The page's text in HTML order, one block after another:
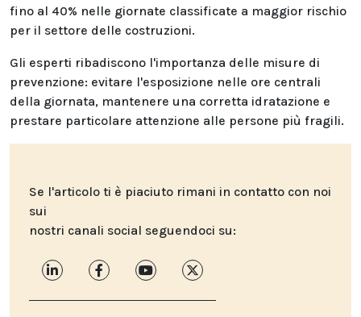
fino al 40% nelle giornate classificate a maggior rischio
per il settore delle costruzioni.
Gli esperti ribadiscono l'importanza delle misure di
prevenzione: evitare l'esposizione nelle ore centrali
della giornata, mantenere una corretta idratazione e
prestare particolare attenzione alle persone più fragili.
Se l'articolo ti è piaciuto rimani in contatto con noi
sui
nostri canali social seguendoci su: